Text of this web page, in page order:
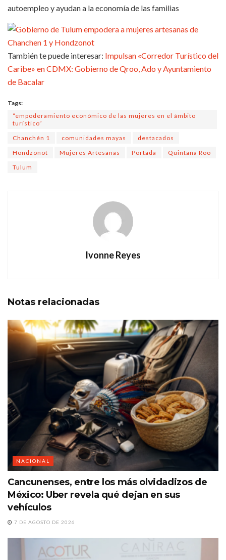
autoempleo y ayudan a la economía de las familias
También te puede interesar: Impulsan «Corredor Turístico del
Caribe» en CDMX: Gobierno de Qroo, Ado y Ayuntamiento
de Bacalar
Tags:
“empoderamiento económico de las mujeres en el ámbito
turístico”
Chanchén 1
comunidades mayas
destacados
Hondzonot
Mujeres Artesanas Portada
Quintana Roo
Tulum
Ivonne Reyes
Notas relacionadas
NACIONAL
Cancunenses, entre los más olvidadizos de
México: Uber revela qué dejan en sus
vehículos
7 DE AGOSTO DE 2026